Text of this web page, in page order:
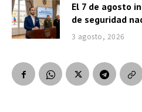
El 7 de agosto
de seguridad
3 agosto, 2026